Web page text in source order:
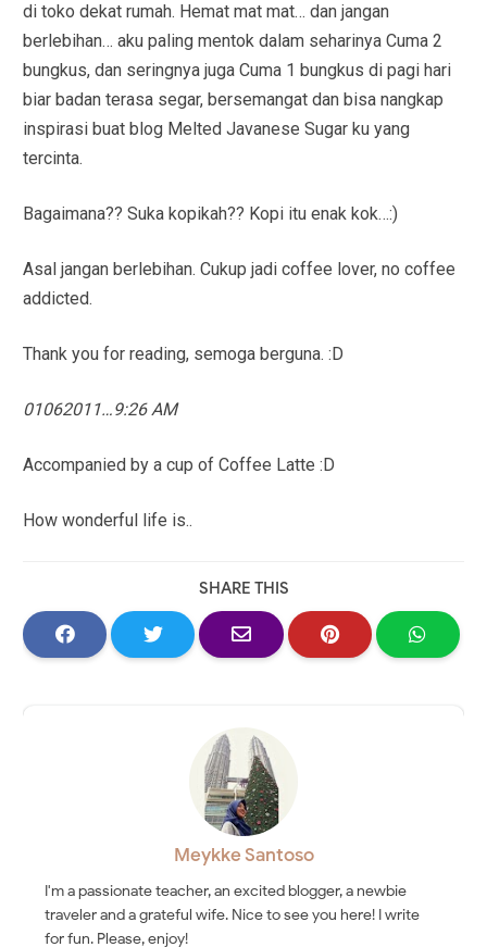
di toko dekat rumah. Hemat mat mat… dan jangan
berlebihan… aku paling mentok dalam seharinya Cuma 2
bungkus, dan seringnya juga Cuma 1 bungkus di pagi hari
biar badan terasa segar, bersemangat dan bisa nangkap
inspirasi buat blog Melted Javanese Sugar ku yang
tercinta.
Bagaimana?? Suka kopikah?? Kopi itu enak kok…:)
Asal jangan berlebihan. Cukup jadi coffee lover, no coffee
addicted.
Thank you for reading, semoga berguna. :D
01062011…9:26 AM
Accompanied by a cup of Coffee Latte :D
How wonderful life is..
SHARE THIS
Meykke Santoso
I'm a passionate teacher, an excited blogger, a newbie
traveler and a grateful wife. Nice to see you here! I write
for fun. Please, enjoy!